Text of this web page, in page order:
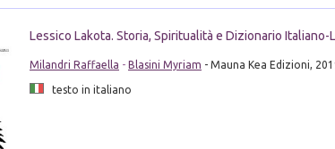
Lessico Lakota. Storia, Spiritualità e Dizionario Italiano-
Milandri Raffaella - Blasini Myriam - Mauna Kea Edizioni,
testo in italiano